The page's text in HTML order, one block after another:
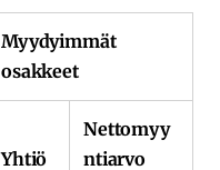
Myydyimmät
osakkeet
Yhtiö
Nettomyy
ntiarvo